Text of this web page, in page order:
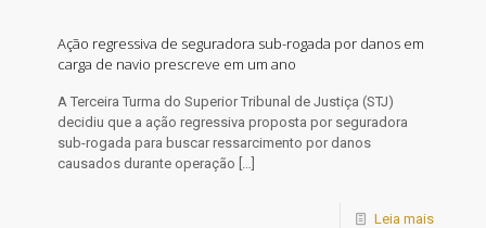
Ação regressiva de seguradora sub-rogada por danos em
carga de navio prescreve em um ano
​A Terceira Turma do Superior Tribunal de Justiça (STJ)
decidiu que a ação regressiva proposta por seguradora
sub-rogada para buscar ressarcimento por danos
causados durante operação […]
Leia mais